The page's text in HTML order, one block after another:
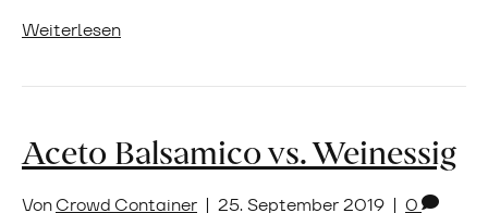
Weiterlesen
Aceto Balsamico vs. Weinessig
VonCrowd Container | 25. September 2019 | 0